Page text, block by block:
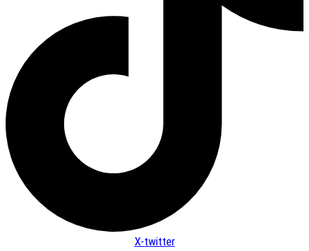
X-twitter